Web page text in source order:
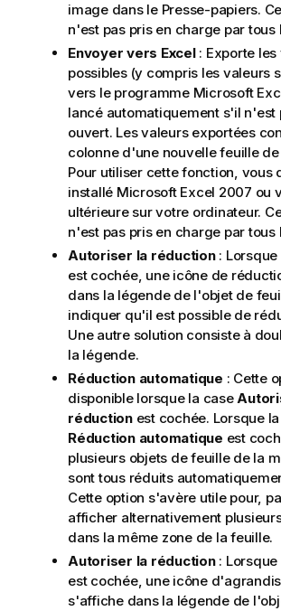
image dans le Presse-papiers.
n'est pas pris en charge par tous
Envoyer vers Excel: Exporte les
possibles (y compris les valeurs
vers le programme Microsoft
lancé automatiquement s'il n'est
ouvert. Les valeurs exportées
colonne d'une nouvelle feuille
Pour utiliser cette fonction, vous
installé Microsoft Excel 2007 ou
ultérieure sur votre ordinateur.
n'est pas pris en charge par tous
Autoriser la réduction: Lorsque
est cochée, une icône de
dans la légende de l'objet de
indiquer qu'il est possible de
Une autre solution consiste à
la légende.
Réduction automatique : Cette
disponible lorsque la case
réductionest cochée. Lorsque
Réduction automatique est
plusieurs objets de feuille de la
sont tous réduits
Cette option s'avère utile pour,
afficher alternativement
dans la même zone de la feuille.
Autoriser la réduction: Lorsque
est cochée, une icône
s'affiche dans la légende de